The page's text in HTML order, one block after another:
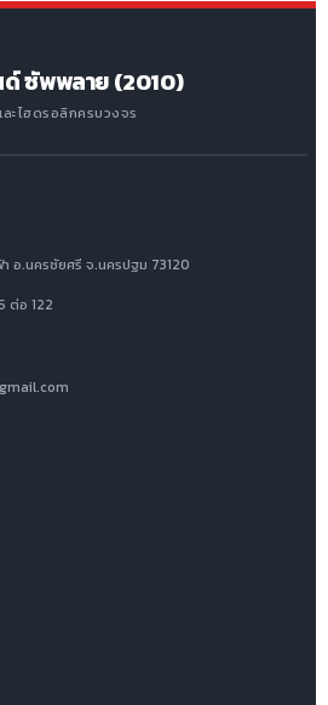
ด์ ซัพพลาย (2010)
ะไฮดรอลิกครบวงจร
อ.นครชัยศรี จ.นครปฐม 73120
ต่อ 122